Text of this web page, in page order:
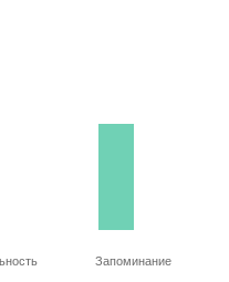
Запоминание